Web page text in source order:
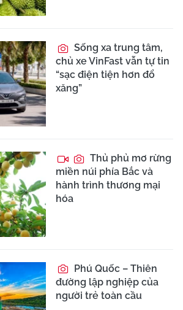
Sống xa trung tâm,
chủ xe VinFast vẫn tự tin
“sạc điện tiện hơn đổ
xăng”
Thủ phủ mơ rừng
miền núi phía Bắc và
hành trình thương mại
hóa
Phú Quốc – Thiên
đường lập nghiệp của
người trẻ toàn cầu